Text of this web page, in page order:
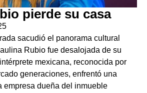
pierde su casa
sacudió el panorama cultural
Rubio fue desalojada de su
mexicana, reconocida por
generaciones, enfrentó una
empresa dueña del inmueble